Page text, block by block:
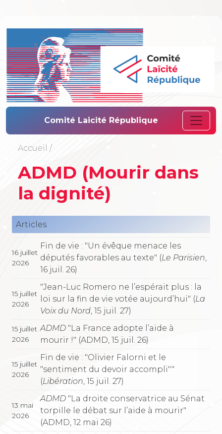
Comité Laïcité
Comité Laicité République
Accueil /
ADMD (Mourir dans
la dignité)
Articles
16 juillet
2026
Fin de vie : "Un évêque menace les
députés favorables au texte" (Le Parisien
16 juil. 26)
15 juillet
2026
"Jean-Luc Romero ne l’espérait plus : la
loi sur la fin de vie votée aujourd’hui" (La
Voix du Nord , 15 juil. 27)
15 juillet
2026
ADMD "La France adopte l’aide à
mourir !" (ADMD, 15 juil. 26)
15 juillet
2026
Fin de vie : "Olivier Falorni et le
"sentiment du devoir accompli""
(Libération , 15 juil. 27)
13 mai
2026
ADMD "La droite conservatrice au Sénat
torpille le débat sur l’aide à mourir"
(ADMD, 12 mai 26)